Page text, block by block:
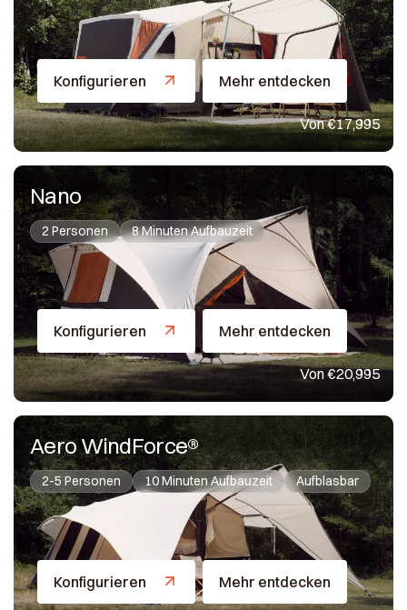
Konfigurieren Mehr entdecken
Von €17,995
Nano
2 Personen 8 Minuten Aufbauzeit
Konfigurieren Mehr entdecken
Von €20,995
Aero WindForce®
2-5 Personen 10 Minuten Aufbauzeit Aufblasbar
Konfigurieren Mehr entdecken